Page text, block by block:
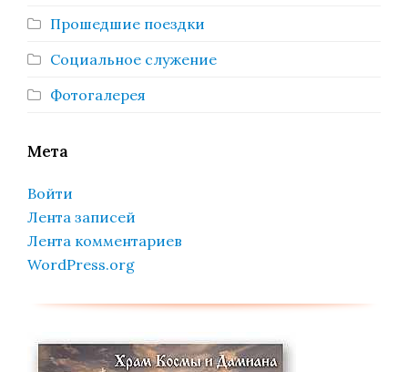
Прошедшие поездки
Социальное служение
Фотогалерея
Мета
Войти
Лента записей
Лента комментариев
WordPress.org